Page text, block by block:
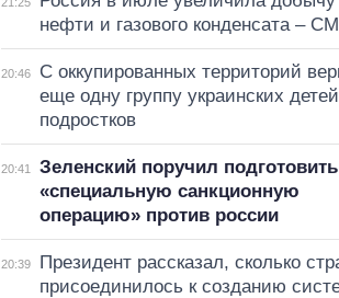
нефти и газового конденсата –
20:46
С оккупированных территорий
еще одну группу украинских
подростков
20:41
Зеленский поручил подготовить
«специальную санкционную
операцию» против россии
20:39
Президент рассказал, сколько
присоединилось к созданию